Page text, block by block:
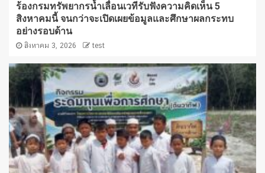
ร้องกรมทรัพยากรน้ำเลื่อนเวทีรับฟังความคิดเห็น 5
สิงหาคมนี้ จนกว่าจะเปิดเผยข้อมูลและศึกษาผลกระทบ
อย่างรอบด้าน
สิงหาคม 3, 2026 test